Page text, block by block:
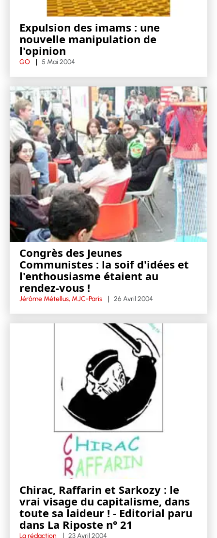
Expulsion des imams : une
nouvelle manipulation de
l'opinion
GO 5 Mai 2004
Congrès des Jeunes
Communistes : la soif d'idées et
l'enthousiasme étaient au
rendez-vous !
Jérôme Métellus, MJC-Paris 26 Avril 2004
Chirac, Raffarin et Sarkozy : le
vrai visage du capitalisme, dans
toute sa laideur ! - Editorial paru
dans La Riposte n° 21
La rédaction 23 Avril 2004